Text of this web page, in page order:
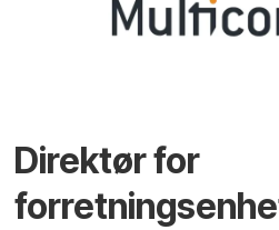
Direktør for